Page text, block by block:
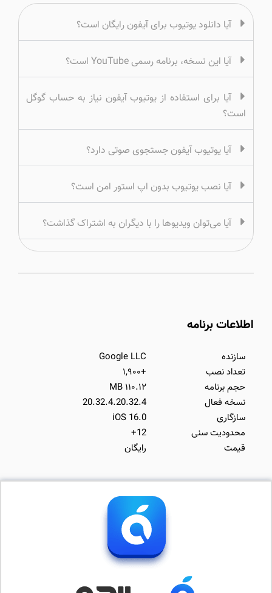
آیا دانلود یوتیوب برای آیفون رایگان است؟
آیا این نسخه، برنامه رسمی YouTube است؟
آیا برای استفاده از یوتیوب آیفون نیاز به حساب گوگل
است؟
آیا یوتیوب آیفون جستجوی صوتی دارد؟
آیا نصب یوتیوب بدون اپ استور امن است؟
آیا می‌توان ویدیوها را با دیگران به اشتراک گذاشت؟
اطلاعات برنامه
Google LLC
+۱,۹۰۰
۱۱۰.۱۲ MB
20.32.4.20.32.4
iOS 16.0
12+
رایگان
سازنده
تعداد نصب
حجم برنامه
نسخه فعال
سازگاری
محدودیت سنی
قیمت